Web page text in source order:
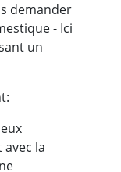
demander
- Ici
un
la